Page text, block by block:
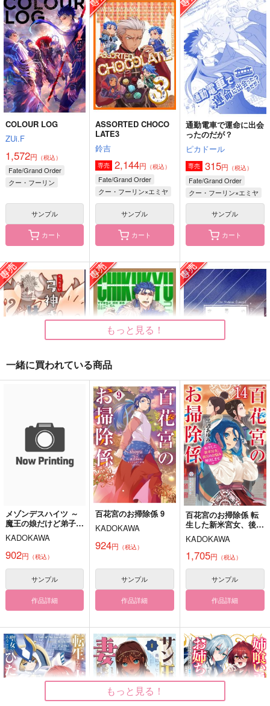
辺にて
そこのみ
1,100円（税込）
水木
サンプル
作品詳細
本日は、お日柄もよく
Secret Garden
275円（税込）
土井半助×摂津のきり丸
サンプル
作品詳細
宇宙的愛のオーバーチ
ュア
本日は収穫日和
677円 （税込）
アスラン×キラ
サンプル
作品詳細
本日、一時引退です。
よぬりめ
787円（税込）
マヤノトップガン×ナリタブライアン
サンプル
本日もお日柄がよく
Dido
787円（税込）
タソガレドキ
サンプル
本日はお日柄もよく
寝所
787円（税込）
生駒達人×水上敏志
サンプル
本日のお弁当係・11
らでんばん
1,100
本日のごゆだいじぇす
と
パンダファシズム
五条悟×虎杖悠仁
本日も化け日和
星巡り
787円（税込）
COLOUR LOG
ZUi.F
1,572円 （税込）
Fate/Grand Order
クー・フーリン
サンプル
カート
ASSORTED CHOCO
LATE3
鈴吉
専売 2,144円 （税込）
Fate/Grand Order
クー・フーリン×エミヤ
サンプル
カート
通勤電車で運命に出会
ったのだが？
ピカドール
専売 315円 （税込）
Fate/Grand Order
クー・フーリン×エミヤ
サンプル
カート
1,415円
Fate/Grand Order
ランサー×アーチャー
CHIKUKYU 2本目
鈴吉
専売 715円（税込）
Fate/Grand Order
クー・フーリン×エミヤ
サンプル
カート
世界の終わりで君を待
つ 後編-5
NNBV
専売 629円（税込）
Fate/Grand Order
クー・フーリン×エミヤ
サンプル
カート
余燼の呼び声
（税込）
世界の終わりで君を待
つ 後編-4
NNBV
世界の終わりで君を待
つ 後編-3
もっと見る！
一緒に買われている商品
メゾンデスハイツ ～
魔王の娘だけど弟子に
してください～ 1
KADOKAWA
902円 （税込）
サンプル
作品詳細
百花宮のお掃除係 9
KADOKAWA
924円 （税込）
サンプル
作品詳細
百花宮のお掃除係 転
生した新米宮女、後宮
のお悩み解決しま
す。 14
KADOKAWA
1,705円 （税込）
サンプル
作品詳細
もっと見る！